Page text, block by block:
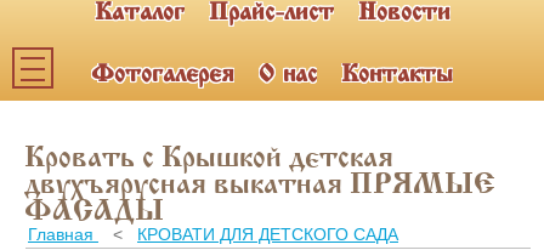
Каталог Прайс-лист Новости
Фотогалерея О нас Контакты
Каталог мебели
ПОЛКИ НАВЕСНЫЕ (2)
ШКАФЫ ДЛЯ КАБИНЕТОВ
И ОФИСОВ (95)
Кровать с Крышкой детская
двухъярусная выкатная ПРЯМЫЕ
ФАСАДЫ
Главная < КРОВАТИ ДЛЯ ДЕТСКОГО САДА